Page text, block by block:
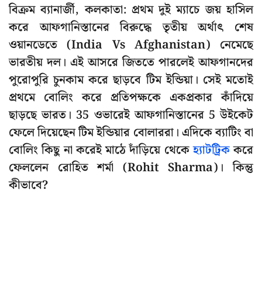
বিক্রম ব্যানার্জী, কলকাতা: প্রথম দুই ম্যাচে জয় হাসিল
করে আফগানিস্তানের বিরুদ্ধে তৃতীয় অর্থাৎ শেষ
ওয়ানডেতে (India Vs Afghanistan) নেমেছে
ভারতীয় দল। এই আসরে জিততে পারলেই আফগানদের
পুরোপুরি চুনকাম করে ছাড়বে টিম ইন্ডিয়া। সেই মতোই
প্রথমে বোলিং করে প্রতিপক্ষকে একপ্রকার কাঁদিয়ে
ছাড়ছে ভারত। 35 ওভারেই আফগানিস্তানের 5 উইকেট
ফেলে দিয়েছেন টিম ইন্ডিয়ার বোলাররা। এদিকে ব্যাটিং বা
বোলিং কিছু না করেই মাঠে দাঁড়িয়ে থেকেহ্যাটট্রিককরে
ফেললেন রোহিত শর্মা (Rohit Sharma)। কিন্তু
কীভাবে?